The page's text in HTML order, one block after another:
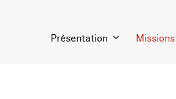
Présentation